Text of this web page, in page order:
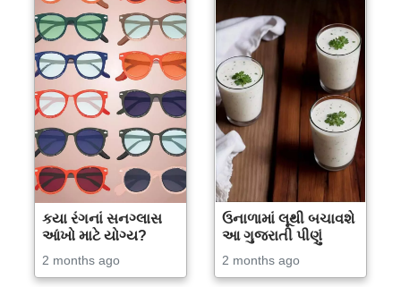
કયા રંગનાં સનગ્લાસ
આંખો માટે યોગ્ય?
2 months ago
ઉનાળામાં લૂથી બચાવશે
આ ગુજરાતી પીણું
2 months ago